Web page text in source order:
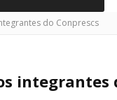
do Conprescs
integrantes